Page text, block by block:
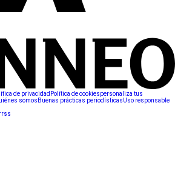
de privacidad Política de cookiespersonaliza tus
somos Buenas prácticas periodísticasUso responsable